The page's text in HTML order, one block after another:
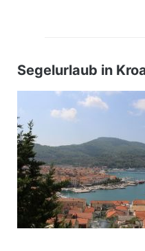
Segelurlaub in